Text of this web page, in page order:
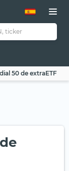
50 de extraETF